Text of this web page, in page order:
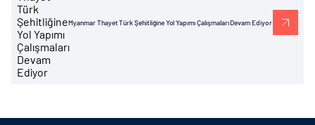
Myanmar Thayet Türk Şehitliğine Yol Yapımı Çalışmaları Devam Ediyor